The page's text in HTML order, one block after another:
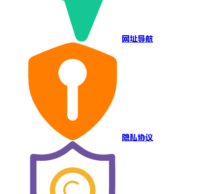
网址导航
隐私协议